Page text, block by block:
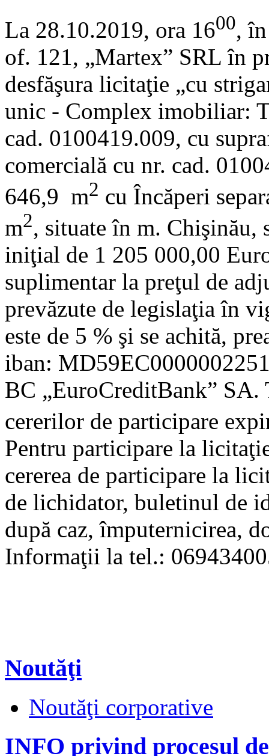
La 28.10.2019, ora 1600,
of. 121, „Martex” SRL în
desfăşura licitaţie „cu
unic - Complex imobiliar:
cad. 0100419.009, cu
comercială cu nr. cad.
646,9 m2 cu Încăperi
m2, situate în m. Chişinău,
iniţial de 1 205 000,00
suplimentar la preţul de
prevăzute de legislaţia în
este de 5 % şi se achită,
iban:
BC „EuroCreditBank”
cererilor de participare
Pentru participare la
cererea de participare la
de lichidator, buletinul de
după caz, împuternicirea,
Informaţii la tel.:
Noutăţi
Noutăţi corporative
INFO privind procesul